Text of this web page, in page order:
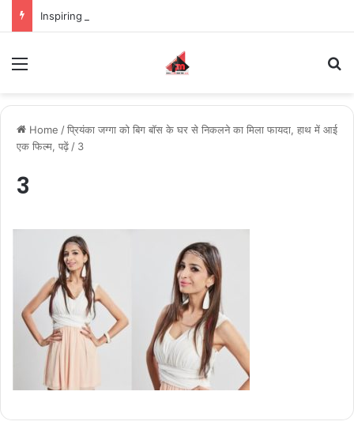
Home /प्रियंका जग्गा को बिग बॉस के घर से निकलने का मिला फायदा, हाथ में आई
एक फिल्म, पढ़ें / 3
3